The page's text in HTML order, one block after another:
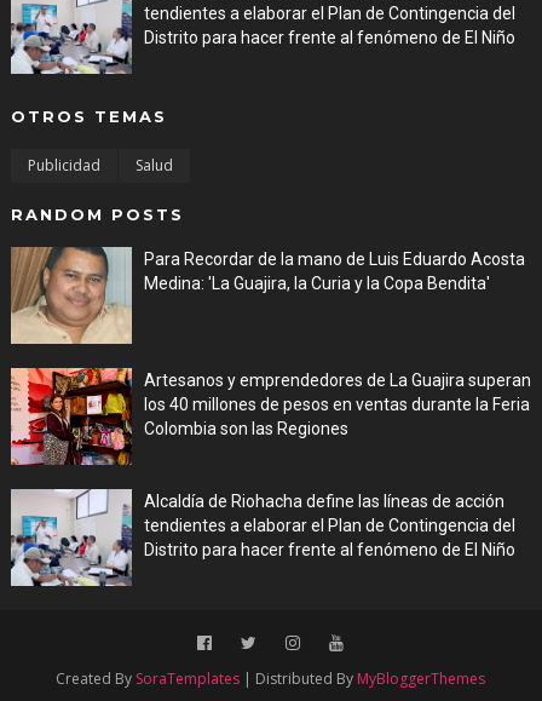
tendientes a elaborar el Plan de Contingencia del
Distrito para hacer frente al fenómeno de El Niño
OTROS TEMAS
Publicidad Salud
RANDOM POSTS
Para Recordar de la mano de Luis Eduardo Acosta
Medina: 'La Guajira, la Curia y la Copa Bendita'
Artesanos y emprendedores de La Guajira superan
los 40 millones de pesos en ventas durante la Feria
Colombia son las Regiones
Alcaldía de Riohacha define las líneas de acción
tendientes a elaborar el Plan de Contingencia del
Distrito para hacer frente al fenómeno de El Niño
Created By SoraTemplates | Distributed By MyBloggerThemes